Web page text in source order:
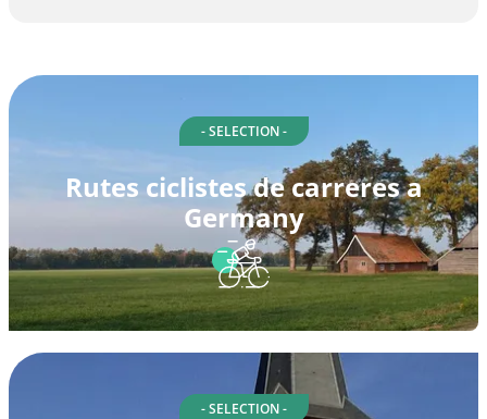
- SELECTION -
Rutes ciclistes de carreres a
Germany
- SELECTION -